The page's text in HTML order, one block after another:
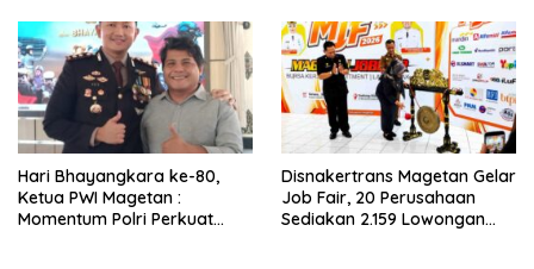
Hari Bhayangkara ke-80,
Ketua PWI Magetan :
Momentum Polri Perkuat
Disnakertrans Magetan Gelar
Job Fair, 20 Perusahaan
Sediakan 2.159 Lowongan